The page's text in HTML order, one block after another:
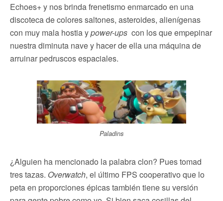
Echoes+ y nos brinda frenetismo enmarcado en una
discoteca de colores saltones, asteroides, alienígenas
con muy mala hostia ypower-ups con los que empepinar
nuestra diminuta nave y hacer de ella una máquina de
arruinar pedruscos espaciales.
Paladins
¿Alguien ha mencionado la palabra clon? Pues tomad
tres tazas. Overwatch, el último FPS cooperativo que lo
peta en proporciones épicas también tiene su versión